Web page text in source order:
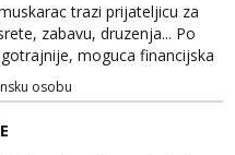
trazi prijateljicu za
zabavu, druzenja... Po
moguca financijska
osobu